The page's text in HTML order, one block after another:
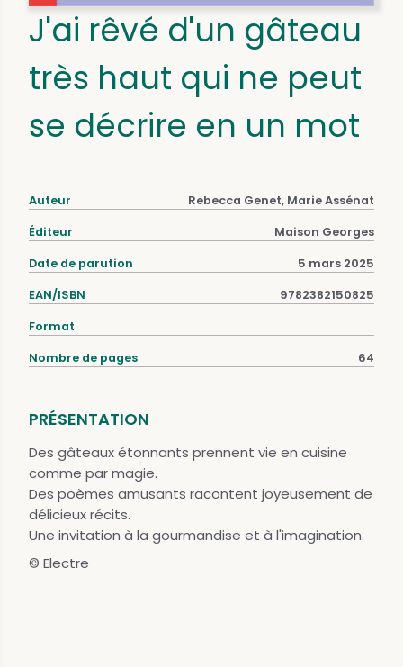
J'ai rêvé d'un gâteau
très haut qui ne peut
se décrire en un mot
Auteur Rebecca Genet, Marie Assénat
Éditeur Maison Georges
Date de parution 5 mars 2025
EAN/ISBN 9782382150825
Format
Nombre de pages 64
PRÉSENTATION
Des gâteaux étonnants prennent vie en cuisine
comme par magie.
Des poèmes amusants racontent joyeusement de
délicieux récits.
Une invitation à la gourmandise et à l'imagination.
© Electre